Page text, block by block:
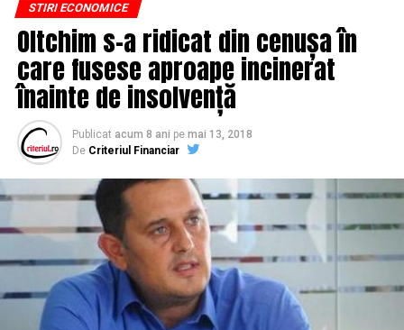
STIRI ECONOMICE
Oltchim s-a ridicat din cenușa în
care fusese aproape incinerat
înainte de insolvență
Publicat acum 8 ani pe mai 13, 2018
De Criteriul Financiar